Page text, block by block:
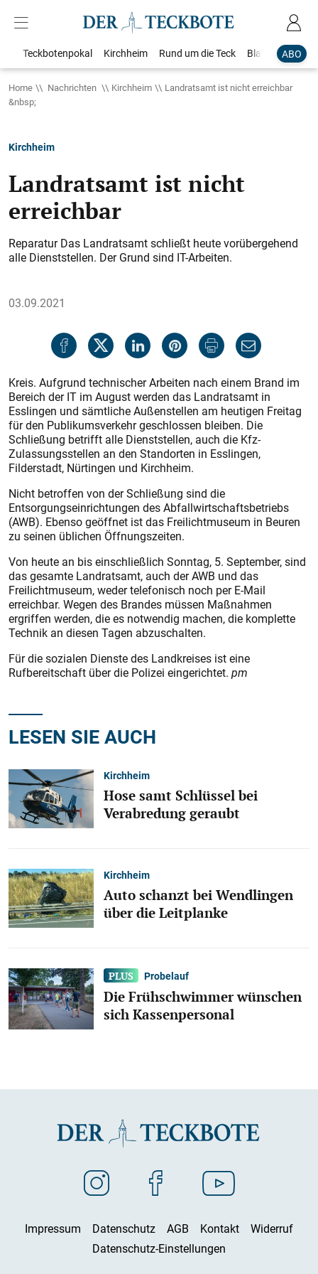
ABO
Teckbotenpokal Kirchheim Rund um die Teck Blaulicht
Home Nachrichten Kirchheim
Landratsamt ist nicht erreichbar
&nbsp;
Kirchheim
Landratsamt ist nicht
erreichbar
Reparatur Das Landratsamt schließt heute vorübergehend
alle Dienststellen. Der Grund sind IT-Arbeiten.
03.09.2021
Kreis. Aufgrund technischer Arbeiten nach einem Brand im
Bereich der IT im August werden das Landratsamt in
Esslingen und sämtliche Außenstellen am heutigen Freitag
für den Publikumsverkehr geschlossen bleiben. Die
Schließung betrifft alle Dienststellen, auch die Kfz-
Zulassungsstellen an den Standorten in Esslingen,
Filderstadt, Nürtingen und Kirchheim.
Nicht betroffen von der Schließung sind die
Entsorgungseinrichtungen des Abfallwirtschaftsbetriebs
(AWB). Ebenso geöffnet ist das Freilichtmuseum in Beuren
zu seinen üblichen Öffnungszeiten.
Von heute an bis einschließlich Sonntag, 5. September, sind
das gesamte Landratsamt, auch der AWB und das
Freilichtmuseum, weder telefonisch noch per E-Mail
erreichbar. Wegen des Brandes müssen Maßnahmen
ergriffen werden, die es notwendig machen, die komplette
Technik an diesen Tagen abzuschalten.
Für die sozialen Dienste des Landkreises ist eine
Rufbereitschaft über die Polizei eingerichtet. pm
LESEN SIE AUCH
Kirchheim
Hose samt Schlüssel bei
Verabredung geraubt
Kirchheim
Auto schanzt bei Wendlingen
über die Leitplanke
Probelauf
Die Frühschwimmer wünschen
sich Kassenpersonal
Impressum Datenschutz AGB Kontakt
Widerruf
Datenschutz-Einstellungen